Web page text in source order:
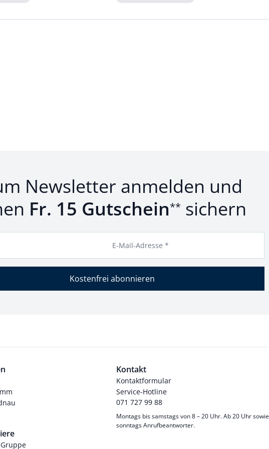
Newsletter anmelden und
Fr. 15 Gutschein** sichern
E-Mail-Adresse *
Kostenfrei abonnieren
Kontakt
Kontaktformular
Service-Hotline
071 727 99 88
Montags bis samstags von 8 – 20 Uhr. Ab 20 Uhr sowie
sonntags Anrufbeantworter.